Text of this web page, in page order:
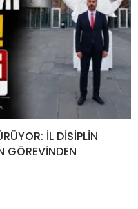
İL DİSİPLİN
GÖREVİNDEN